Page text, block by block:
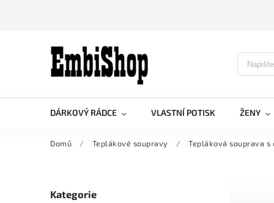
DÁRKOVÝ RÁDCE VLASTNÍ POTISK ŽENY
Domů / Teplákové soupravy / Tepláková souprava
Kategorie